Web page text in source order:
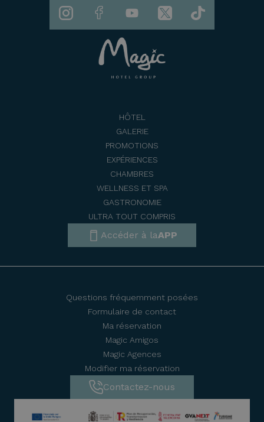
HÔTEL
GALERIE
PROMOTIONS
EXPÉRIENCES
CHAMBRES
WELLNESS ET SPA
GASTRONOMIE
ULTRA TOUT COMPRIS
Accéder à laAPP
Contactez-nous
Questions fréquemment posées
Formulaire de contact
Ma réservation
Magic Amigos
Magic Agences
Modifier ma réservation